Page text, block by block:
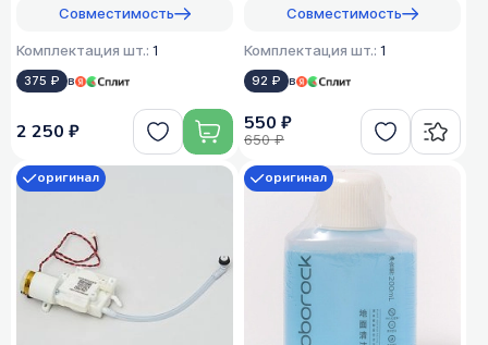
Совместимость
Комплектация шт.: 1
375 ₽ в
2 250 ₽
Совместимость
Комплектация шт.: 1
92 ₽ в
550 ₽
650 ₽
оригинал оригинал